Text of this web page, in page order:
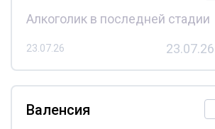
Алкоголик в последней стадии
23.07.26 23.07.26
Валенсия